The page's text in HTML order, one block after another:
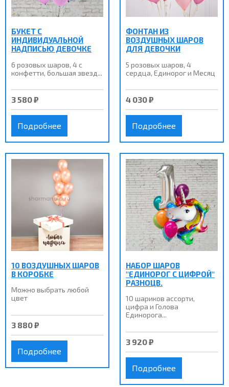
БУКЕТ С
ИНДИВИДУАЛЬНОЙ
НАДПИСЬЮ ДЕВОЧКЕ
6 розовых шаров, 4 с
конфетти, большая звезд...
3 580 ₽
Подробнее
ФОНТАН ИЗ
ВОЗДУШНЫХ ШАРОВ
ДЛЯ ДЕВОЧКИ
5 розовых шаров, 4
сердца, Единорог и Месяц
4 030 ₽
Подробнее
10 ВОЗДУШНЫХ ШАРОВ
В КОРОБКЕ
Можно выбрать любой
цвет
3 880 ₽
Подробнее
НАБОР ШАРОВ
"ЕДИНОРОГ С ЦИФРОЙ"
РАЗНОЦВ.
10 шариков ассорти,
цифра и Голова
Единорога...
3 920 ₽
Подробнее